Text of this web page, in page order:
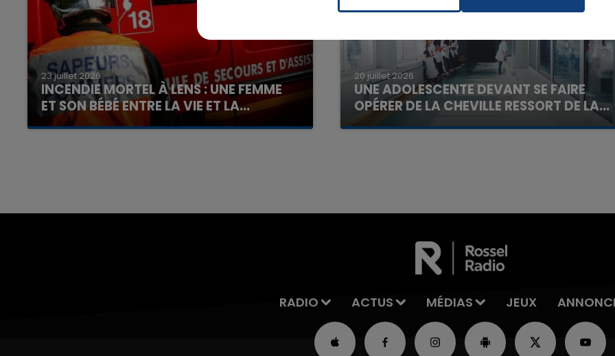
23 juillet 2026
INCENDIE MORTEL À LENS : UNE FEMME
ET SON BÉBÉ ENTRE LA VIE ET LA...
Un homme s'est immolé par le feu après avoir
20 juillet 2026
UNE ADOLESCENTE DEVANT SE FAIRE
OPÉRER DE LA CHEVILLE RESSORT DE LA...
La famille a porté plainte contre la clinique qui a
RADIO ACTUS MÉDIAS JEUX